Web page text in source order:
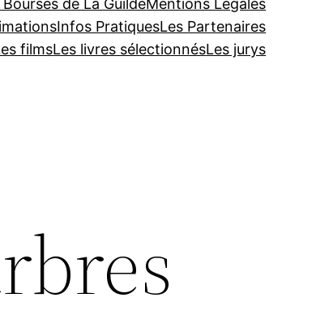
Bourses de La GuildeMentions Légales
Infos PratiquesLes Partenaires
filmsLes livres sélectionnésLes jurys